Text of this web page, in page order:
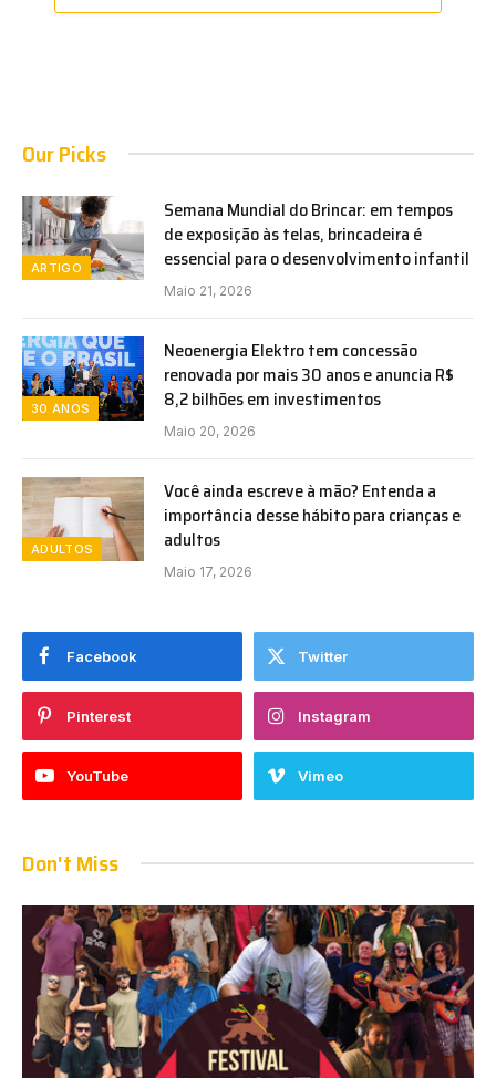
Our Picks
ARTIGO
Semana Mundial do Brincar: em tempos
de exposição às telas, brincadeira é
essencial para o desenvolvimento infantil
Maio 21, 2026
30 ANOS
Neoenergia Elektro tem concessão
renovada por mais 30 anos e anuncia R$
8,2 bilhões em investimentos
Maio 20, 2026
ADULTOS
Você ainda escreve à mão? Entenda a
importância desse hábito para crianças e
adultos
Maio 17, 2026
Facebook Twitter
Pinterest Instagram
YouTube Vimeo
Don't Miss